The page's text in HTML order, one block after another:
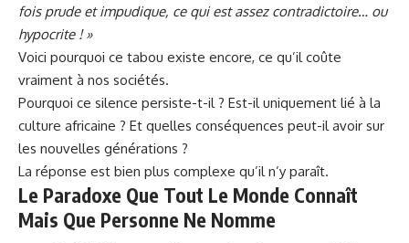
fois prude et impudique, ce qui est assez contradictoire… ou
hypocrite ! »
Voici pourquoi ce tabou existe encore, ce qu’il coûte
vraiment à nos sociétés.
Pourquoi ce silence persiste-t-il ? Est-il uniquement lié à la
culture africaine ? Et quelles conséquences peut-il avoir sur
les nouvelles générations ?
La réponse est bien plus complexe qu’il n’y paraît.
Le Paradoxe Que Tout Le Monde Connaît
Mais Que Personne Ne Nomme